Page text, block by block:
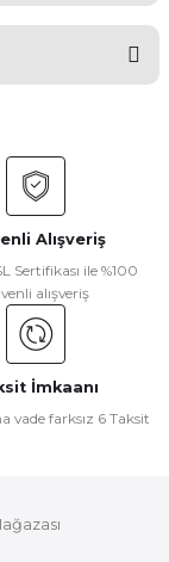
formunu
Alışveriş
Sertifikası ile %100
alışveriş
İmkaanı
vade farksız 6 Taksit